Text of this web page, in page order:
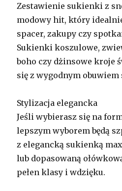
Zestawienie sukienki z
modowy hit, który
spacer, zakupy czy
Sukienki koszulowe,
boho czy dżinsowe kroje
się z wygodnym
Stylizacja elegancka
Jeśli wybierasz się na
lepszym wyborem będą
z elegancką sukienką
lub dopasowaną
pełen klasy i wdzięku.